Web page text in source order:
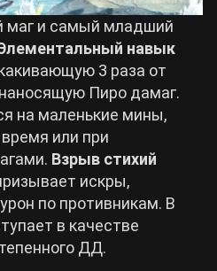
маг и самый младший
навык
3 раза от
Пиро дамаг.
на маленькие мины,
или при
Взрыв стихий
искры,
по противникам. В
в качестве
ДД.